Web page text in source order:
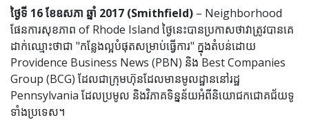
ថ្ងៃទី 16 ខែឧសភា ឆ្នាំ 2017 (Smithfield) – Neighborhood
ផែនការសុខភាព of Rhode Island ថ្ងៃនេះបានប្រកាសថាវាត្រូវបានគេ
ដាក់ឈ្មោះថាជា "កន្លែងល្អបំផុតសម្រាប់ធ្វើការ" ក្នុងតំបន់ដោយ
Providence Business News (PBN) និង Best Companies
Group (BCG) ដែលជាក្រុមហ៊ុនដែលមានមូលដ្ឋាននៅរដ្ឋ
Pennsylvania ដែលប្រមូល និងវិភាគទិន្នន័យអំពីនិយោជកជោគជ័យទូ
ទាំងប្រទេស។